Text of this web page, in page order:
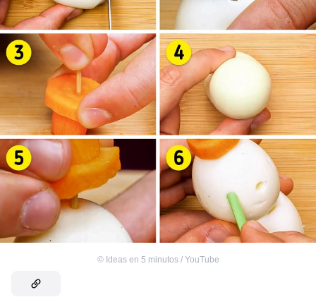
© Ideas en 5 minutos / YouTube